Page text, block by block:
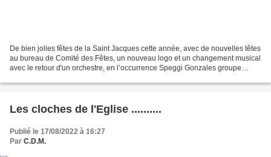
De bien jolies fêtes de la Saint Jacques cette année, avec de nouvelles têtes
au bureau de Comité des Fêtes, un nouveau logo et un changement musical
avec le retour d'un orchestre, en l’occurrence Speggi Gonzales groupe
Les cloches de l'Eglise ..........
Publié le 17/08/2022 à 16:27
Par C.D.M.